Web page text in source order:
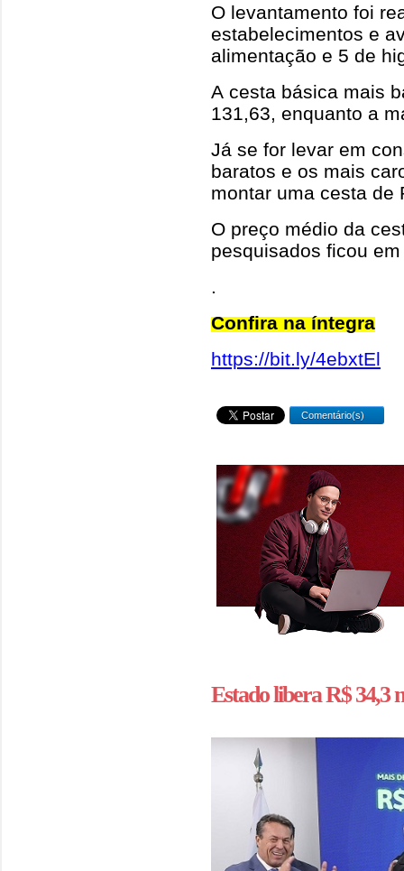
O levantamento foi
estabelecimentos e
alimentação e 5 de
A cesta básica mais
131,63, enquanto a
Já se for levar em
baratos e os mais
montar uma cesta de
O preço médio da
pesquisados ficou
.
Confira na íntegra
https://bit.ly/4ebxtEl
Comentário(s)
Estado libera R$ 34,3